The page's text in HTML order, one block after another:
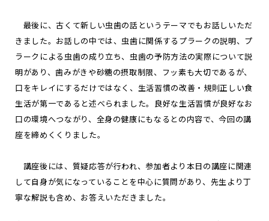
最後に、古くて新しい虫歯の話というテーマでもお話しいただ
きました。お話しの中では、虫歯に関係するプラークの説明、プ
ラークによる虫歯の成り立ち、虫歯の予防方法の実際について説
明があり、歯みがきや砂糖の摂取制限、フッ素も大切であるが、
口をキレイにするだけではなく、生活習慣の改善・規則正しい食
生活が第一であると述べられました。良好な生活習慣が良好なお
口の環境へつながり、全身の健康にもなるとの内容で、今回の講
座を締めくくりました。
講座後には、質疑応答が行われ、参加者より本日の講座に関連
して自身が気になっていることを中心に質問があり、先生より丁
寧な解説も含め、お答えいただきました。